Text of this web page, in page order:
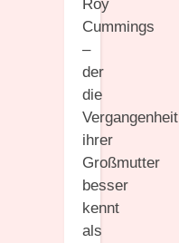
Roy
Cummings
–
der
die
Vergangenheit
ihrer
Großmutter
besser
kennt
als